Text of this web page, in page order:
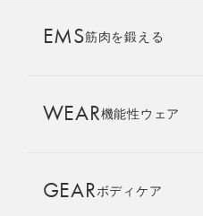
AMBASSADOR
SIXPAD APP
COLUMN
EMS筋肉を鍛える
WEAR機能性ウェア
GEARボディケア